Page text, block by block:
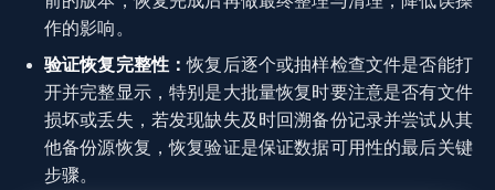
作的影响。
验证恢复完整性：恢复后逐个或抽样检查文件是否能打
开并完整显示，特别是大批量恢复时要注意是否有文件
损坏或丢失，若发现缺失及时回溯备份记录并尝试从其
他备份源恢复，恢复验证是保证数据可用性的最后关键
步骤。